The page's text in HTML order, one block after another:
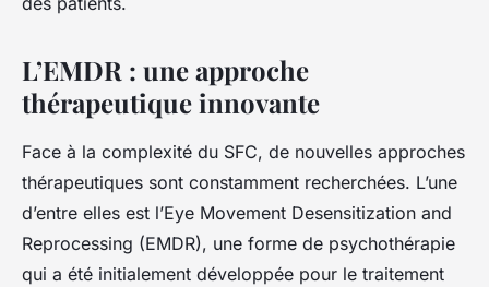
L’EMDR : une approche
thérapeutique innovante
Face à la complexité du SFC, de nouvelles approches
thérapeutiques sont constamment recherchées. L’une
d’entre elles est l’Eye Movement Desensitization and
Reprocessing (EMDR), une forme de psychothérapie
qui a été initialement développée pour le traitement